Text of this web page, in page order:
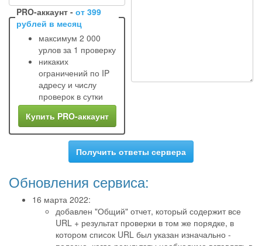
PRO-аккаунт - от 399
рублей в месяц
максимум 2 000
урлов за 1 проверку
никаких
ограничений по IP
адресу и числу
проверок в сутки
Купить PRO-аккаунт
Получить ответы сервера
Обновления сервиса:
16 марта 2022:
добавлен "Общий" отчет, который содержит все
URL + результат проверки в том же порядке, в
котором список URL был указан изначально -